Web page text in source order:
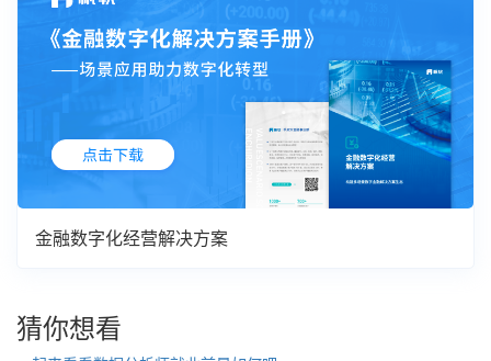
金融数字化经营解决方案
猜你想看